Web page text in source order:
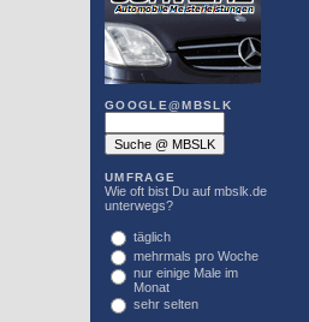
GOOGLE@MBSLK
UMFRAGE
Wie oft bist Du auf mbslk.de
unterwegs?
täglich
mehrmals pro Woche
nur einige Male im
Monat
sehr selten